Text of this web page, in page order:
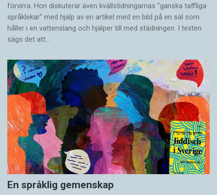
förvirra. Hon diskuterar även ­kvällstidningarnas ”ganska taffliga
språklekar” med hjälp av en artikel med en bild på en säl som
håller i en vatten­slang och hjälper till med städningen. I ­texten
sägs det att…
En språklig gemenskap